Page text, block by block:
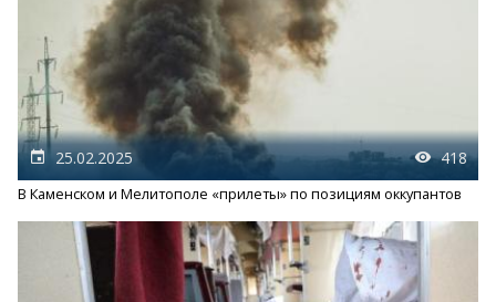
25.02.2025 418
В Каменском и Мелитополе «прилеты» по позициям оккупантов